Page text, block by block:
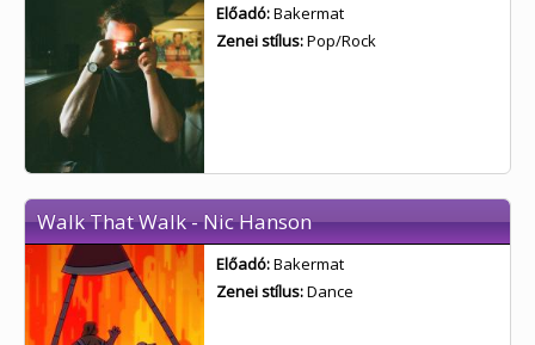
Előadó:Bakermat
Zenei stílus:Pop/Rock
Walk That Walk - Nic Hanson
Előadó:Bakermat
Zenei stílus:Dance